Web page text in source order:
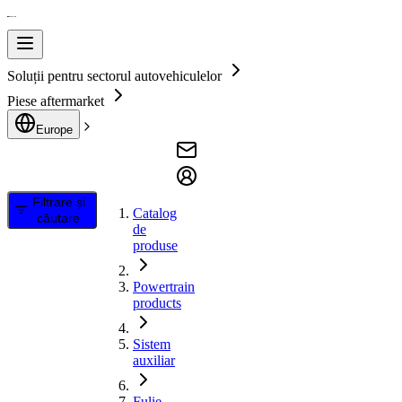
Soluții pentru sectorul autovehiculelor
Piese aftermarket
Europe
Filtrare și
căutare
Catalog
de
produse
Powertrain
products
Sistem
auxiliar